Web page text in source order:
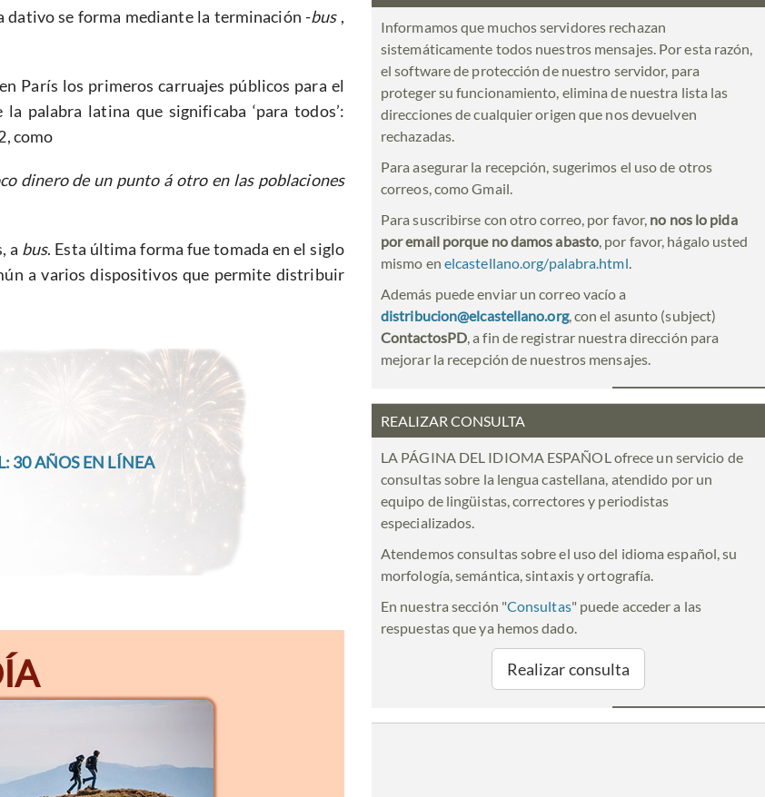
dativo se forma mediante la terminación -bus ,
París los primeros carruajes públicos para el
palabra latina que significaba ‘para todos’:
como
dinero de un punto á otro en las poblaciones
a bus. Esta última forma fue tomada en el siglo
a varios dispositivos que permite distribuir
30 AÑOS EN LÍNEA
Informamos que muchos servidores rechazan
sistemáticamente todos nuestros mensajes. Por esta razón,
el software de protección de nuestro servidor, para
proteger su funcionamiento, elimina de nuestra lista las
direcciones de cualquier origen que nos devuelven
rechazadas.
Para asegurar la recepción, sugerimos el uso de otros
correos, como Gmail.
Para suscribirse con otro correo, por favor, no nos lo pida
por email porque no damos abasto, por favor, hágalo usted
mismo en elcastellano.org/palabra.html.
Además puede enviar un correo vacío a
distribucion@elcastellano.org, con el asunto (subject)
ContactosPD, a fin de registrar nuestra dirección para
mejorar la recepción de nuestros mensajes.
REALIZAR CONSULTA
LA PÁGINA DEL IDIOMA ESPAÑOL ofrece un servicio de
consultas sobre la lengua castellana, atendido por un
equipo de lingüistas, correctores y periodistas
especializados.
Atendemos consultas sobre el uso del idioma español, su
morfología, semántica, sintaxis y ortografía.
En nuestra sección "Consultas" puede acceder a las
respuestas que ya hemos dado.
Realizar consulta